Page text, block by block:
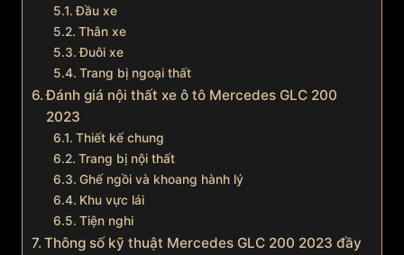
Đầu xe
Thân xe
Đuôi xe
Trang bị ngoại thất
Đánh giá nội thất xe ô tô Mercedes GLC 200
2023
Thiết kế chung
Trang bị nội thất
Ghế ngồi và khoang hành lý
Khu vực lái
Tiện nghi
Thông số kỹ thuật Mercedes GLC 200 2023 đầy